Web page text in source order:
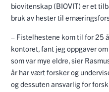
biovitenskap (BIOVIT) er et
bruk av hester til
– Fistelhestene kom til for 25
kontoret, fant jeg oppgaver
som var mye eldre, sier
år har vært forsker og
og dessuten ansvarlig for